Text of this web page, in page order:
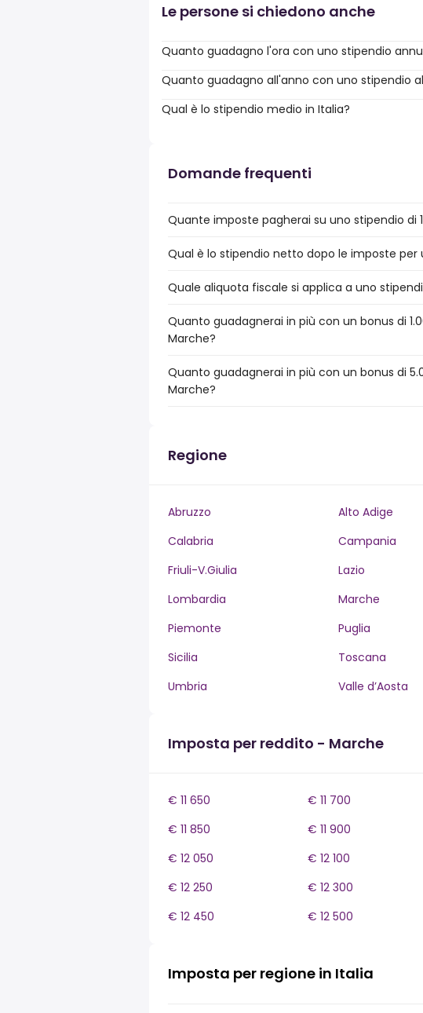
Le persone si chiedono anche
Quanto guadagno l'ora con uno stipendio
Quanto guadagno all'anno con uno stipendio
Qual è lo stipendio medio in Italia?
Domande frequenti
Quante imposte pagherai su uno stipendio di
Qual è lo stipendio netto dopo le imposte per
Quale aliquota fiscale si applica a uno
Quanto guadagnerai in più con un bonus di
Marche?
Quanto guadagnerai in più con un bonus di
Marche?
Regione
Abruzzo Alto Adige
Calabria
Campania
Friuli-V.Giulia
Lazio
Lombardia
Marche
Piemonte
Puglia
Sicilia
Toscana
Umbria
Valle d’Aosta
Imposta per reddito - Marche
€ 11 650 € 11 700
€ 11 850
€ 11 900
€ 12 050
€ 12 100
€ 12 250
€ 12 300
€ 12 450
€ 12 500
Imposta per regione in Italia